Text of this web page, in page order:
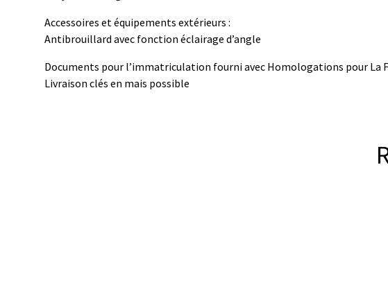
Accessoires et équipements extérieurs :
Antibrouillard avec fonction éclairage d’angle
Documents pour l’immatriculation fourni avec Homologations pour La
Livraison clés en mais possible